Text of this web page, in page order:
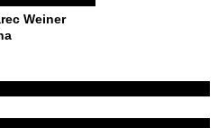
Weiner